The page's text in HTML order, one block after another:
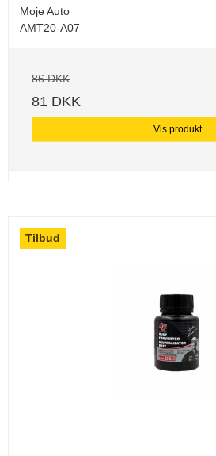
Moje Auto
AMT20-A07
86 DKK
81 DKK
Vis produkt
Tilbud